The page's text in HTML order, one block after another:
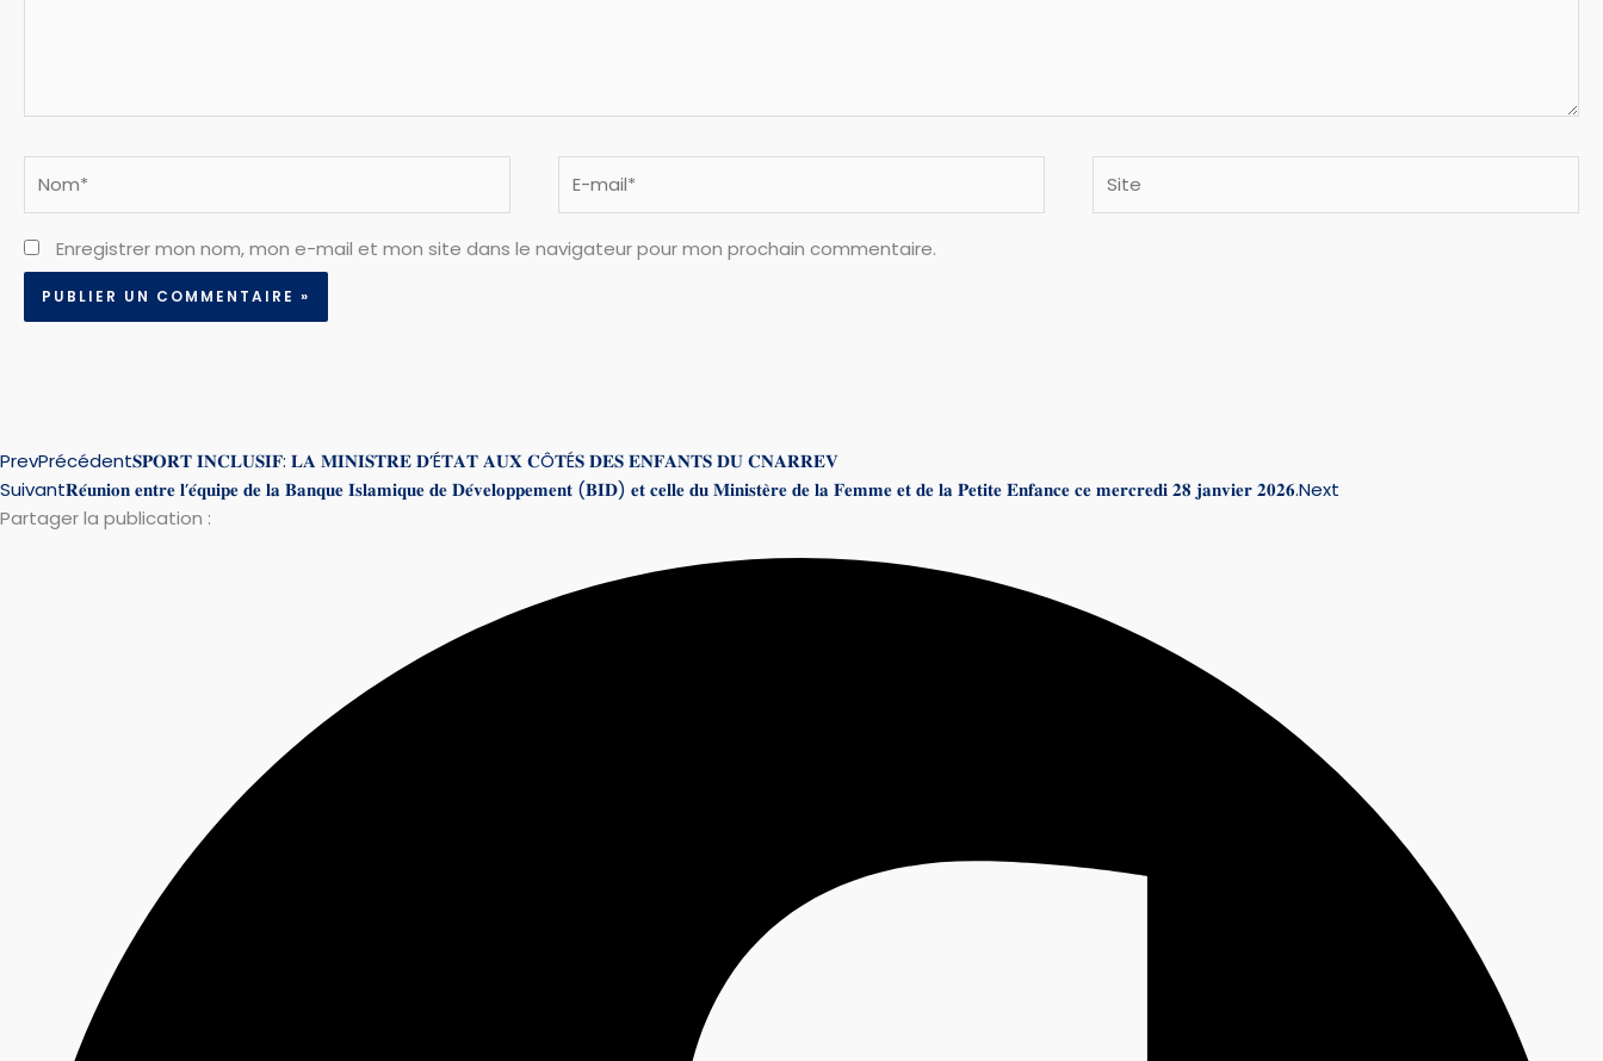
mail*
Enregistrer mon nom, mon e-mail et mon site dans le navigateur pour mon prochain commentaire.
PrevPrécédent𝐒𝐏𝐎𝐑𝐓 𝐈𝐍𝐂𝐋𝐔𝐒𝐈𝐅: 𝐋𝐀 𝐌𝐈𝐍𝐈𝐒𝐓𝐑𝐄 𝐃’É𝐓𝐀𝐓 𝐀𝐔𝐗 𝐂Ô𝐓É𝐒 𝐃𝐄𝐒 𝐄𝐍𝐅𝐀𝐍𝐓𝐒 𝐃𝐔 𝐂𝐍𝐀𝐑𝐑𝐄𝐕
Suivant𝐑𝐞́𝐮𝐧𝐢𝐨𝐧 𝐞𝐧𝐭𝐫𝐞 𝐥’𝐞́𝐪𝐮𝐢𝐩𝐞 𝐝𝐞 𝐥𝐚 𝐁𝐚𝐧𝐪𝐮𝐞 𝐈𝐬𝐥𝐚𝐦𝐢𝐪𝐮𝐞 𝐝𝐞 𝐃𝐞́𝐯𝐞𝐥𝐨𝐩𝐩𝐞𝐦𝐞𝐧𝐭 (𝐁𝐈𝐃) 𝐞𝐭 𝐜𝐞𝐥𝐥𝐞 𝐝𝐮 𝐌𝐢𝐧𝐢𝐬𝐭𝐞̀𝐫𝐞 𝐝𝐞 𝐥𝐚 𝐅𝐞𝐦𝐦𝐞 𝐞𝐭 𝐝𝐞 𝐥𝐚 𝐏𝐞𝐭𝐢𝐭𝐞 𝐄𝐧𝐟𝐚𝐧𝐜𝐞 𝐜𝐞 𝐦𝐞𝐫𝐜𝐫𝐞𝐝𝐢 𝟐𝟖 𝐣𝐚𝐧𝐯𝐢𝐞𝐫 𝟐𝟎𝟐𝟔.Next
Partager la publication :